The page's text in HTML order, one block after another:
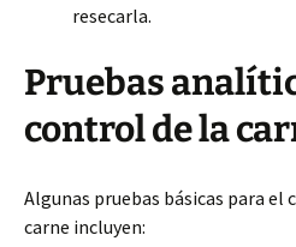
resecarla.
Pruebas
control de la
Algunas pruebas básicas para el
carne incluyen: